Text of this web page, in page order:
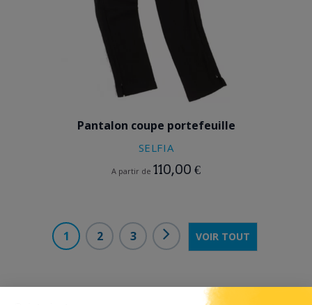
Pantalon coupe portefeuille
SELFIA
A partir de 110,00 €
1 2 3 VOIR TOUT